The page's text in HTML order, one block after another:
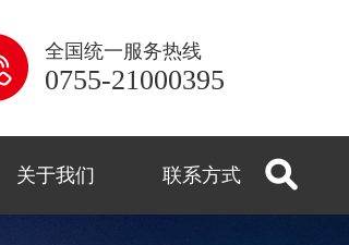
全国统一服务热线
0755-21000395
关于我们 联系方式